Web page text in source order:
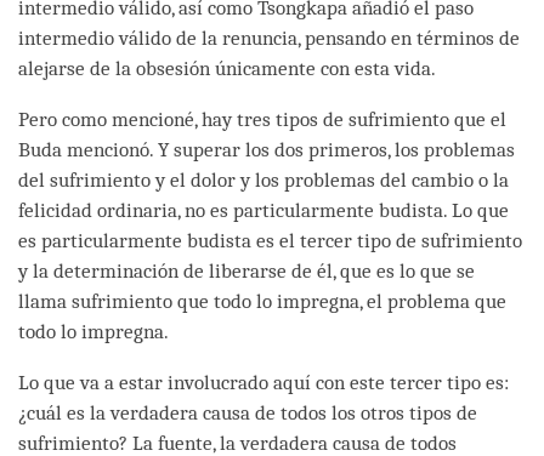
intermedio válido, así como Tsongkapa añadió el paso
intermedio válido de la renuncia, pensando en términos de
alejarse de la obsesión únicamente con esta vida.
Pero como mencioné, hay tres tipos de sufrimiento que el
Buda mencionó. Y superar los dos primeros, los problemas
del sufrimiento y el dolor y los problemas del cambio o la
felicidad ordinaria, no es particularmente budista. Lo que
es particularmente budista es el tercer tipo de sufrimiento
y la determinación de liberarse de él, que es lo que se
llama sufrimiento que todo lo impregna, el problema que
todo lo impregna.
Lo que va a estar involucrado aquí con este tercer tipo es:
¿cuál es la verdadera causa de todos los otros tipos de
sufrimiento? La fuente, la verdadera causa de todos